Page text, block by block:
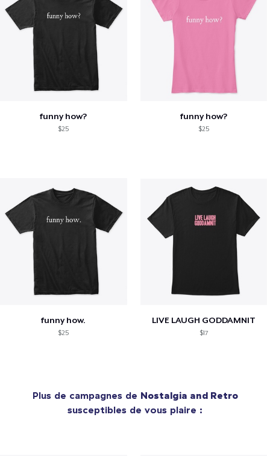
funny how?
$25
funny how?
$25
funny how.
$25
LIVE LAUGH GODDAMNIT
$17
Plus de campagnes de Nostalgia and Retro
susceptibles de vous plaire :